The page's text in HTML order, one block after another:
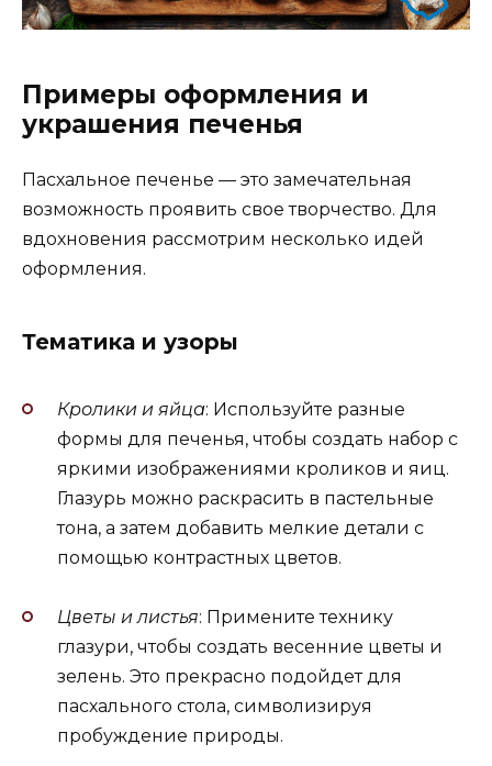
Примеры оформления и
украшения печенья
Пасхальное печенье — это замечательная
возможность проявить свое творчество. Для
вдохновения рассмотрим несколько идей
оформления.
Тематика и узоры
Кролики и яйца: Используйте разные
формы для печенья, чтобы создать набор с
яркими изображениями кроликов и яиц.
Глазурь можно раскрасить в пастельные
тона, а затем добавить мелкие детали с
помощью контрастных цветов.
Цветы и листья: Примените технику
глазури, чтобы создать весенние цветы и
зелень. Это прекрасно подойдет для
пасхального стола, символизируя
пробуждение природы.